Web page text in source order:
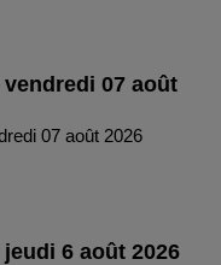
07 août
07 août 2026
6 août 2026